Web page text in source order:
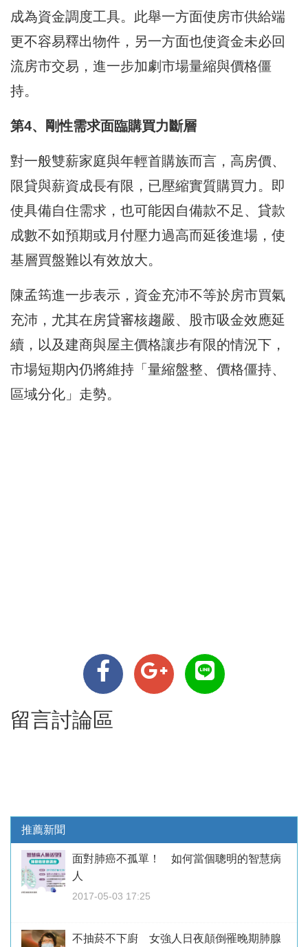
成為資金調度工具。此舉一方面使房市供給端
更不容易釋出物件，另一方面也使資金未必回
流房市交易，進一步加劇市場量縮與價格僵
持。
第4、剛性需求面臨購買力斷層
對一般雙薪家庭與年輕首購族而言，高房價、
限貸與薪資成長有限，已壓縮實質購買力。即
使具備自住需求，也可能因自備款不足、貸款
成數不如預期或月付壓力過高而延後進場，使
基層買盤難以有效放大。
陳孟筠進一步表示，資金充沛不等於房市買氣
充沛，尤其在房貸審核趨嚴、股市吸金效應延
續，以及建商與屋主價格讓步有限的情況下，
市場短期內仍將維持「量縮盤整、價格僵持、
區域分化」走勢。
留言討論區
推薦新聞
面對肺癌不孤單！ 如何當個聰明的智慧病
人
2017-05-03 17:25
不抽菸不下廚 女強人日夜顛倒罹晚期肺腺